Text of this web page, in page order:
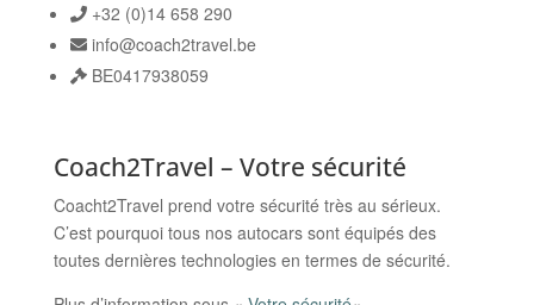
+32 (0)14 658 290
info@coach2travel.be
BE0417938059
Coach2Travel – Votre sécurité
Coacht2Travel prend votre sécurité très au sérieux.
C’est pourquoi tous nos autocars sont équipés des
toutes dernières technologies en termes de sécurité.